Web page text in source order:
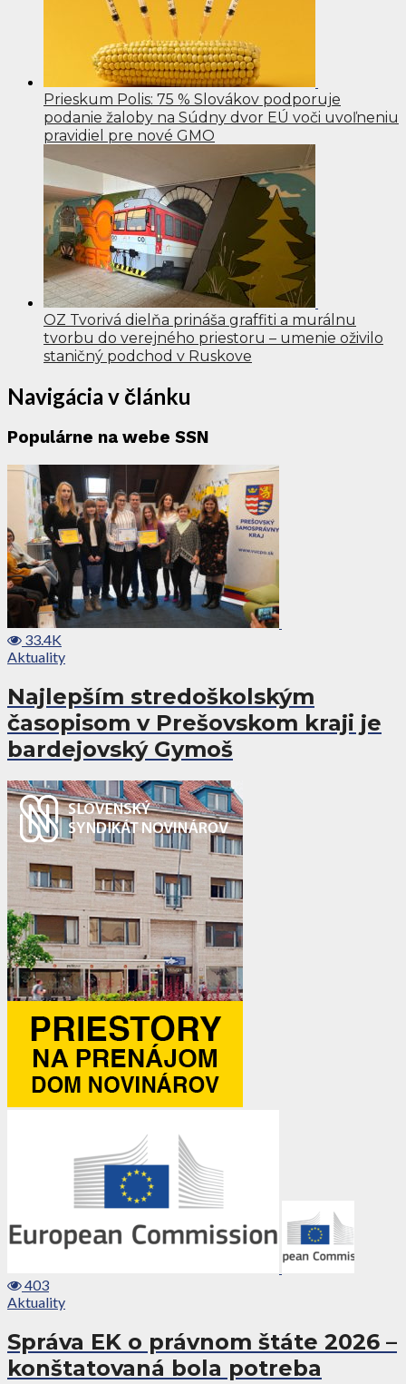
Prieskum Polis: 75 % Slovákov podporuje
podanie žaloby na Súdny dvor EÚ voči uvoľneniu
pravidiel pre nové GMO
OZ Tvorivá dielňa prináša graffiti a murálnu
tvorbu do verejného priestoru – umenie oživilo
staničný podchod v Ruskove
Navigácia v článku
Populárne na webe SSN
33.4K
Aktuality
Najlepším stredoškolským
časopisom v Prešovskom kraji je
bardejovský Gymoš
403
Aktuality
Správa EK o právnom štáte 2026 –
konštatovaná bola potreba